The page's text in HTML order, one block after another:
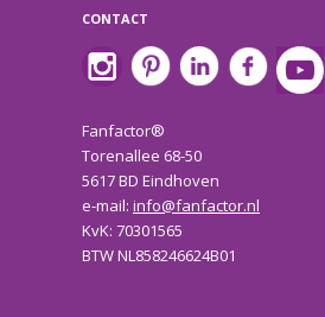
CONTACT
Fanfactor®
Torenallee 68-50
5617 BD Eindhoven
e-mail: info@fanfactor.nl
KvK: 70301565
BTW NL858246624B01